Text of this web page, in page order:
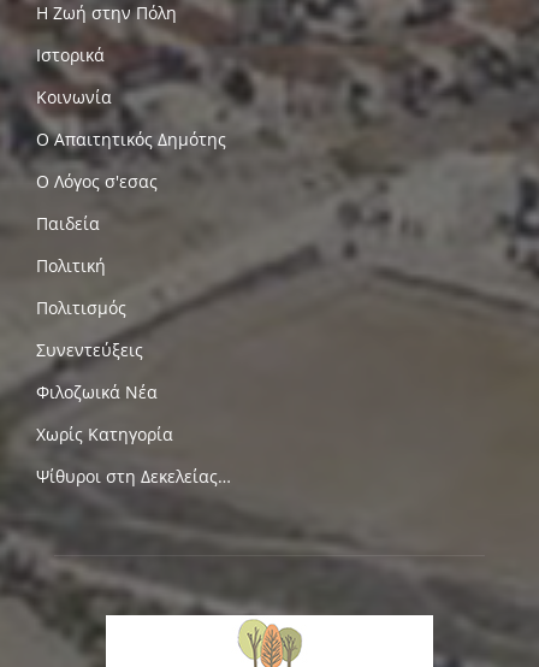
Η Ζωή στην Πόλη
Ιστορικά
Κοινωνία
Ο Απαιτητικός Δημότης
Ο Λόγος σ'εσας
Παιδεία
Πολιτική
Πολιτισμός
Συνεντεύξεις
Φιλοζωικά Νέα
Χωρίς Κατηγορία
Ψίθυροι στη Δεκελείας…